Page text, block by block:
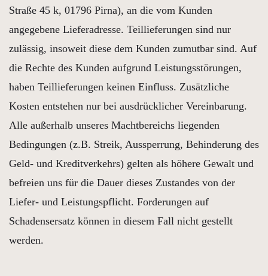
Straße 45 k, 01796 Pirna), an die vom Kunden
angegebene Lieferadresse. Teillieferungen sind nur
zulässig, insoweit diese dem Kunden zumutbar sind. Auf
die Rechte des Kunden aufgrund Leistungsstörungen,
haben Teillieferungen keinen Einfluss. Zusätzliche
Kosten entstehen nur bei ausdrücklicher Vereinbarung.
Alle außerhalb unseres Machtbereichs liegenden
Bedingungen (z.B. Streik, Aussperrung, Behinderung des
Geld- und Kreditverkehrs) gelten als höhere Gewalt und
befreien uns für die Dauer dieses Zustandes von der
Liefer- und Leistungspflicht. Forderungen auf
Schadensersatz können in diesem Fall nicht gestellt
werden.